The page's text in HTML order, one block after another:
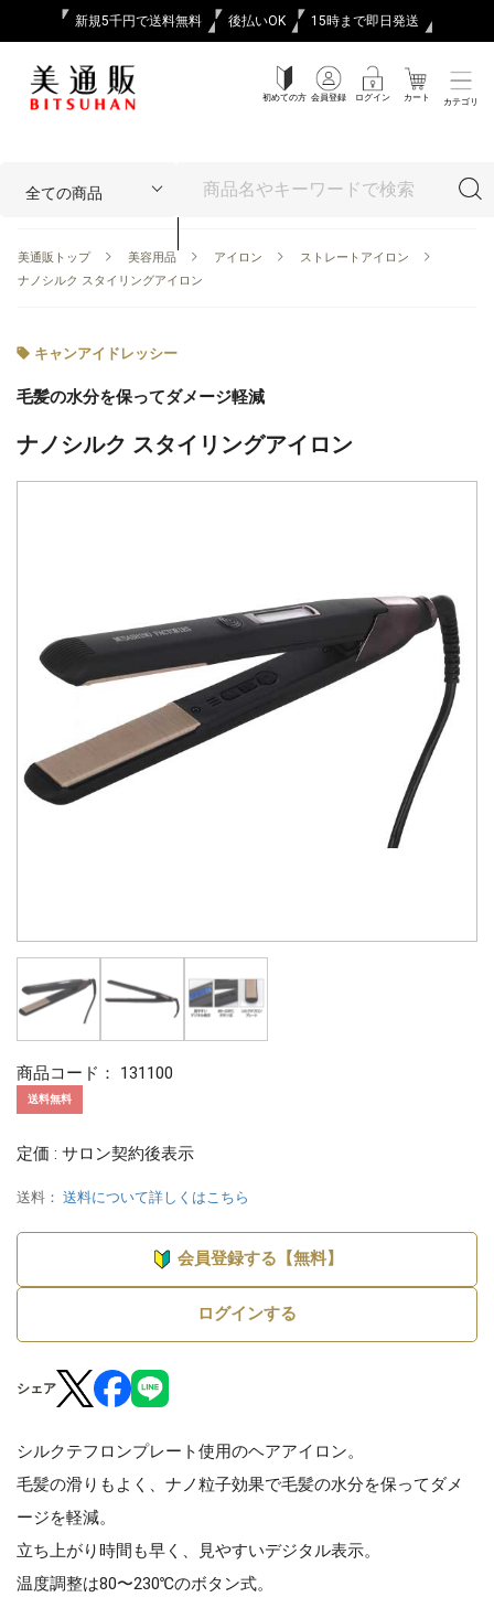
新規5千円で送料無料 後払いOK 15時まで即日発送
初めての方 会員登録 ログイン カート カテゴリ
美通販トップ 美容用品 アイロン
ストレートアイロン
ナノシルク スタイリングアイロン
キャンアイドレッシー
毛髪の水分を保ってダメージ軽減
ナノシルク スタイリングアイロン
商品コード： 131100
送料無料
定価 : サロン契約後表示
送料： 送料について詳しくはこちら
会員登録する【無料】
ログインする
シェア
シルクテフロンプレート使用のヘアアイロン。
毛髪の滑りもよく、ナノ粒子効果で毛髪の水分を保ってダメ
ージを軽減。
立ち上がり時間も早く、見やすいデジタル表示。
温度調整は80〜230℃のボタン式。